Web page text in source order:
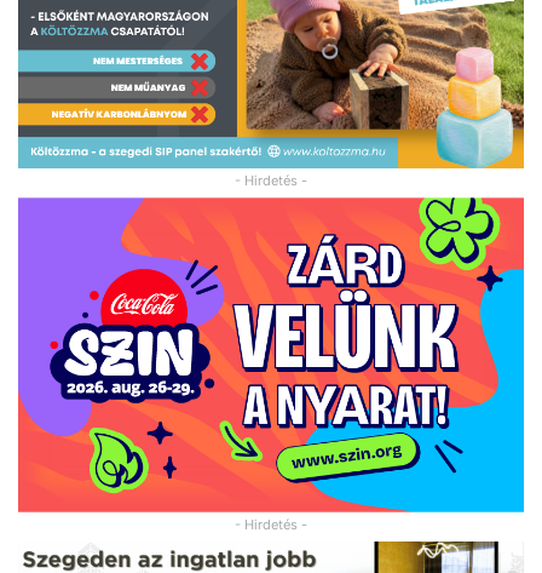
- Hirdetés -
- Hirdetés -